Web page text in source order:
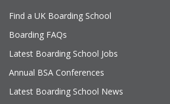
Find a UK Boarding School
Boarding FAQs
Latest Boarding School Jobs
Annual BSA Conferences
Latest Boarding School News